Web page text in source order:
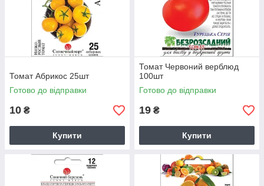
Томат Абрикос 25шт
Готово до відправки
10 ₴
Купити
Томат Червоний верблюд
100шт
Готово до відправки
19 ₴
Купити